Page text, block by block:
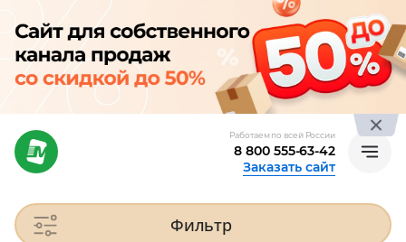
Работаем по всей России
8 800 555-63-42
Заказать сайт
Фильтр